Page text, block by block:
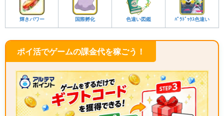
輝きパワー 国際孵化 色違い図鑑 ﾊﾟﾗﾄﾞｯｸｽ色違い
ポイ活でゲームの課金代を稼ごう！